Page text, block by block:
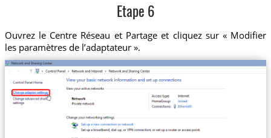
Etape 6
Ouvrez le Centre Réseau et Partage et cliquez sur « Modifier
les paramètres de l’adaptateur ».